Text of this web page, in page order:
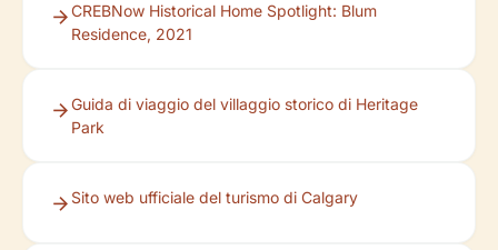
CREBNow Historical Home Spotlight: Blum
Residence, 2021
Guida di viaggio del villaggio storico di Heritage
Park
Sito web ufficiale del turismo di Calgary